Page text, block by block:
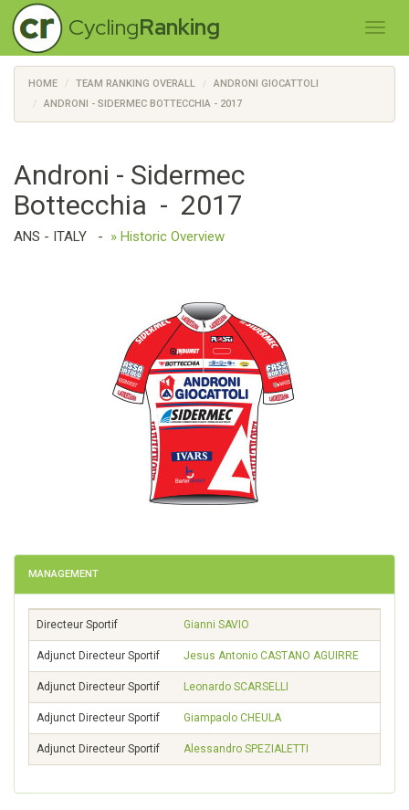
CyclingRanking
HOME TEAM RANKING OVERALL
ANDRONI GIOCATTOLI
ANDRONI - SIDERMEC BOTTECCHIA - 2017
Androni - Sidermec
Bottecchia - 2017
ANS - ITALY - » Historic Overview
MANAGEMENT
Directeur Sportif Gianni SAVIO
Adjunct Directeur Sportif Jesus Antonio CASTANO AGUIRRE
Adjunct Directeur Sportif Leonardo SCARSELLI
Adjunct Directeur Sportif Giampaolo CHEULA
Adjunct Directeur Sportif Alessandro SPEZIALETTI